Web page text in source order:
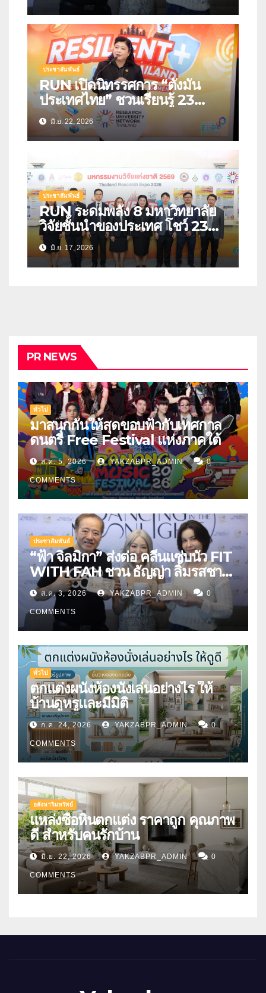
ประชาสัมพันธ์
RUN เปิดนิทรรศการ “ตั้งมั่น
ประเทศไทย” ชวนเรียนรู้ 23
นวัตกรรมรับมือภัยพิบัติแห่ง
อนาคต เปลี่ยนงานวิจัยสู่เครื่องมือ
สร้างความปลอดภัยให้ประชาชน
มิ.ย. 22, 2026
ประชาสัมพันธ์
RUN ระดมพลัง 8 มหาวิทยาลัย
วิจัยชั้นนำของประเทศ โชว์ 23
นวัตกรรมรับมือภัยพิบัติ สร้าง
“ประเทศไทยที่พร้อมรับวิกฤต” ใน
งานมหกรรมงานวิจัยแห่งชาติ
มิ.ย. 17, 2026
PR NEWS
ทั่วไป
มาสนุกกันให้สุดขอบฟ้ากับเทศกาล
ดนตรี Free Festival แห่งภาคใต้
ส.ค. 5, 2026 YAKZABPR_ADMIN 0
COMMENTS
ประชาสัมพันธ์
“ฟ้า จิลมิกา” ส่งต่อ คลีนแซ่บนัว FIT
WITH FAH ชวน ธัญญ่า ลิ้มรสชาติ
อาหารคลีนสุดพรีเมียม
ส.ค. 3, 2026 YAKZABPR_ADMIN 0
COMMENTS
ทั่วไป
ตกแต่งผนังห้องนั่งเล่นอย่างไร ให้
บ้านดูหรูและมีมิติ
ก.ค. 24, 2026 YAKZABPR_ADMIN 0
COMMENTS
อสังหาริมทรัพย์
แหล่งซื้อหินตกแต่ง ราคาถูก คุณภาพ
ดี สำหรับคนรักบ้าน
มิ.ย. 22, 2026 YAKZABPR_ADMIN 0
COMMENTS